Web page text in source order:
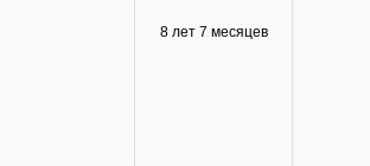
8 лет 7 месяцев